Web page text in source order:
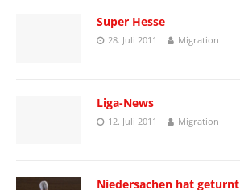
Super Hesse
28. Juli 2011 Migration
Liga-News
12. Juli 2011 Migration
Niedersachen hat geturnt